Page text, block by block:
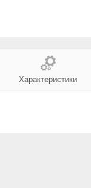
Характеристики